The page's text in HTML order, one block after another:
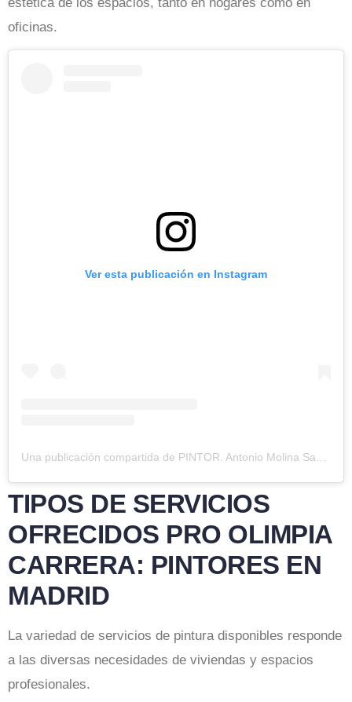
oficinas.
Ver esta publicación en Instagram
TIPOS DE SERVICIOS
OFRECIDOS PRO OLIMPIA
CARRERA: PINTORES EN
MADRID
La variedad de servicios de pintura disponibles responde
a las diversas necesidades de viviendas y espacios
profesionales.